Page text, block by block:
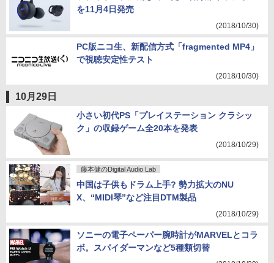
を11月4日発売
(2018/10/30)
PC版ニコ生、新配信方式「fragmented MP4」
で視聴安定性テスト
(2018/10/30)
10月29日
小さい初代PS「プレイステーション クラシッ
ク」の収録ゲーム全20本を発表
(2018/10/29)
藤本健のDigital Audio Lab
中国は子供もドラム上手? 勢力拡大のNU
X、“MIDI琴”など注目DTM製品
(2018/10/29)
ソニーの電子ペーパー腕時計がMARVELとコラ
ボ。スパイダーマンなど5種類切替